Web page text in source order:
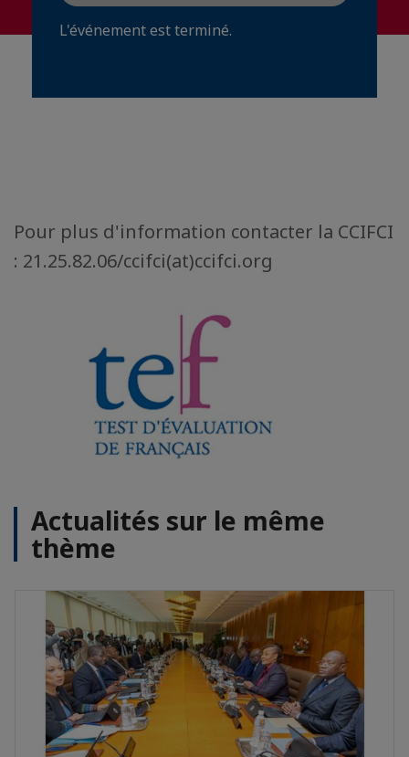
L'événement est terminé.
Pour plus d'information contacter la CCIFCI
: 21.25.82.06/ccifci(at)ccifci.org
Actualités sur le même
thème